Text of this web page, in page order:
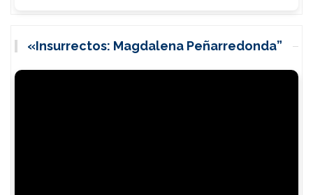
«Insurrectos: Magdalena Peñarredonda”